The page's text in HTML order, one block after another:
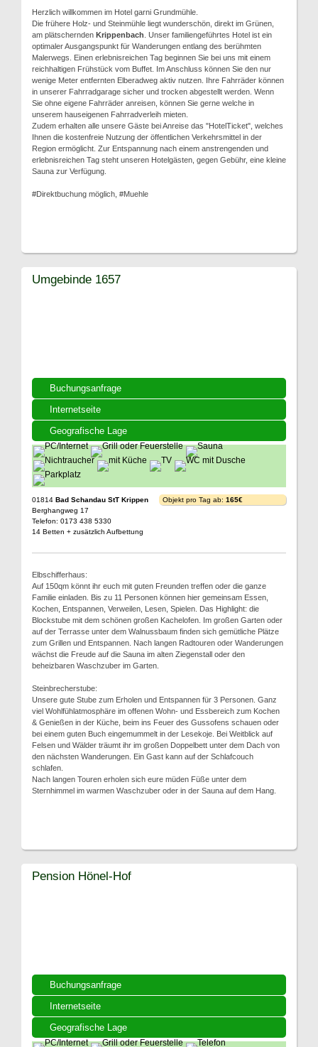
Herzlich willkommen im Hotel garni Grundmühle.
Die frühere Holz- und Steinmühle liegt wunderschön, direkt im Grünen,
am plätschernden Krippenbach . Unser familiengeführtes Hotel ist ein
optimaler Ausgangspunkt für Wanderungen entlang des berühmten
Malerwegs. Einen erlebnisreichen Tag beginnen Sie bei uns mit einem
reichhaltigen Frühstück vom Buffet. Im Anschluss können Sie den nur
wenige Meter entfernten Elberadweg aktiv nutzen. Ihre Fahrräder können
in unserer Fahrradgarage sicher und trocken abgestellt werden. Wenn
Sie ohne eigene Fahrräder anreisen, können Sie gerne welche in
unserem hauseigenen Fahrradverleih mieten.
Zudem erhalten alle unsere Gäste bei Anreise das "HotelTicket", welches
Ihnen die kostenfreie Nutzung der öffentlichen Verkehrsmittel in der
Region ermöglicht. Zur Entspannung nach einem anstrengenden und
erlebnisreichen Tag steht unseren Hotelgästen, gegen Gebühr, eine kleine
Sauna zur Verfügung.
#Direktbuchung möglich, #Muehle
Buchungsanfrage
Internetseite
Geografische Lage
Umgebinde 1657
01814 Bad Schandau StT Krippen
Berghangweg 17
Telefon: 0173 438 5330
14 Betten + zusätzlich Aufbettung
Objekt pro Tag ab: 165€
Elbschifferhaus:
Auf 150qm könnt ihr euch mit guten Freunden treffen oder die ganze
Familie einladen. Bis zu 11 Personen können hier gemeinsam Essen,
Kochen, Entspannen, Verweilen, Lesen, Spielen. Das Highlight: die
Blockstube mit dem schönen großen Kachelofen. Im großen Garten oder
auf der Terrasse unter dem Walnussbaum finden sich gemütliche Plätze
zum Grillen und Entspannen. Nach langen Radtouren oder Wanderungen
wächst die Freude auf die Sauna im alten Ziegenstall oder den
beheizbaren Waschzuber im Garten.
Steinbrecherstube:
Unsere gute Stube zum Erholen und Entspannen für 3 Personen. Ganz
viel Wohlfühlatmosphäre im offenen Wohn- und Essbereich zum Kochen
& Genießen in der Küche, beim ins Feuer des Gussofens schauen oder
bei einem guten Buch eingemummelt in der Lesekoje. Bei Weitblick auf
Felsen und Wälder träumt ihr im großen Doppelbett unter dem Dach von
den nächsten Wanderungen. Ein Gast kann auf der Schlafcouch
schlafen.
Nach langen Touren erholen sich eure müden Füße unter dem
Sternhimmel im warmen Waschzuber oder in der Sauna auf dem Hang.
Buchungsanfrage
Internetseite
Geografische Lage
Pension Hönel-Hof